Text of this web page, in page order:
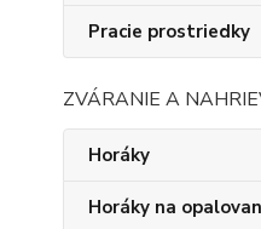
Pracie prostriedky
ZVÁRANIE A
Horáky
Horáky na